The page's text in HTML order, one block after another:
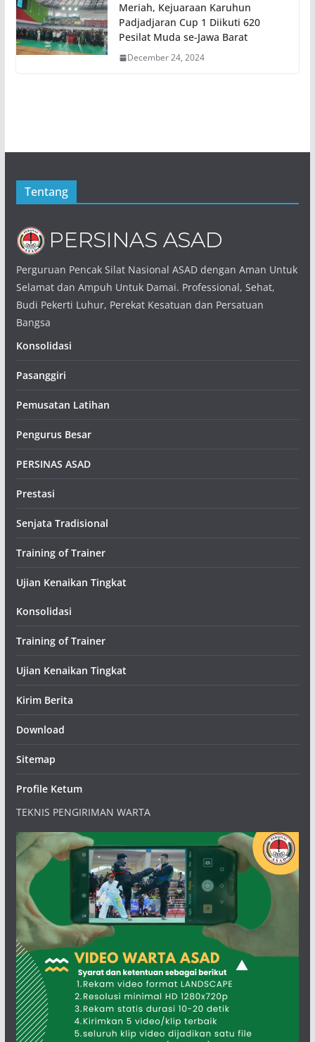
Meriah, Kejuaraan Karuhun
Padjadjaran Cup 1 Diikuti 620
Pesilat Muda se-Jawa Barat
December 24, 2024
Tentang
Perguruan Pencak Silat Nasional ASAD dengan Aman Untuk
Selamat dan Ampuh Untuk Damai. Professional, Sehat,
Budi Pekerti Luhur, Perekat Kesatuan dan Persatuan
Bangsa
Konsolidasi
Pasanggiri
Pemusatan Latihan
Pengurus Besar
PERSINAS ASAD
Prestasi
Senjata Tradisional
Training of Trainer
Ujian Kenaikan Tingkat
Konsolidasi
Training of Trainer
Ujian Kenaikan Tingkat
Kirim Berita
Download
Sitemap
Profile Ketum
TEKNIS PENGIRIMAN WARTA